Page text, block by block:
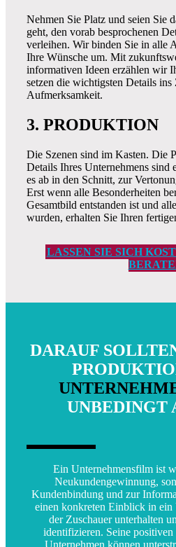
Nehmen Sie Platz und seien Sie
geht, den vorab besprochenen
verleihen. Wir binden Sie in alle
Ihre Wünsche um. Mit
informativen Ideen erzählen wir
setzen die wichtigsten Details ins
Aufmerksamkeit.
3. PRODUKTION
Die Szenen sind im Kasten. Die
Details Ihres Unternehmens sind
es ab in den Schnitt, zur
Erst wenn alle Besonderheiten
Gesamtbild entstanden ist und
wurden, erhalten Sie Ihren
LASSEN SIE SICH
DARAUF
UNBEDINGT
Ein Unternehmensfilm ist
Neukundengewinnung,
Kundenbindung und zur
einen konkreten Einblick in ein
der Zuschauer unterhalten
identifizieren. Seine